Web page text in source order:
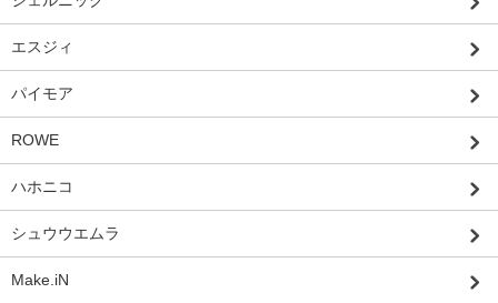
エスジィ
パイモア
ROWE
ハホニコ
シュウウエムラ
Make.iN